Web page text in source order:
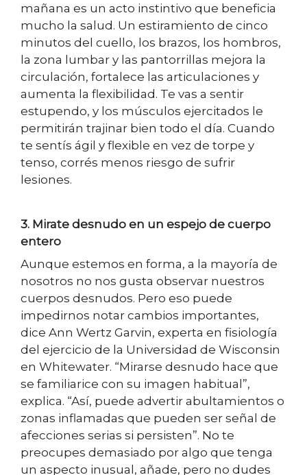
mañana es un acto instintivo que beneficia
mucho la salud. Un estiramiento de cinco
minutos del cuello, los brazos, los hombros,
la zona lumbar y las pantorrillas mejora la
circulación, fortalece las articulaciones y
aumenta la flexibilidad. Te vas a sentir
estupendo, y los músculos ejercitados le
permitirán trajinar bien todo el día. Cuando
te sentís ágil y flexible en vez de torpe y
tenso, corrés menos riesgo de sufrir
lesiones.
3. Mirate desnudo en un espejo de cuerpo
entero
Aunque estemos en forma, a la mayoría de
nosotros no nos gusta observar nuestros
cuerpos desnudos. Pero eso puede
impedirnos notar cambios importantes,
dice Ann Wertz Garvin, experta en fisiología
del ejercicio de la Universidad de Wisconsin
en Whitewater. “Mirarse desnudo hace que
se familiarice con su imagen habitual”,
explica. “Así, puede advertir abultamientos o
zonas inflamadas que pueden ser señal de
afecciones serias si persisten”. No te
preocupes demasiado por algo que tenga
un aspecto inusual, añade, pero no dudes